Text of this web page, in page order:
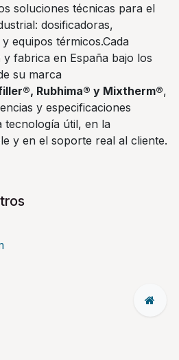
soluciones técnicas para el
dosificadoras,
equipos térmicos.Cada
fabrica en España bajo los
su marca
Rubhima® y Mixtherm®,
y especificaciones
tecnología útil, en la
y en el soporte real al cliente.